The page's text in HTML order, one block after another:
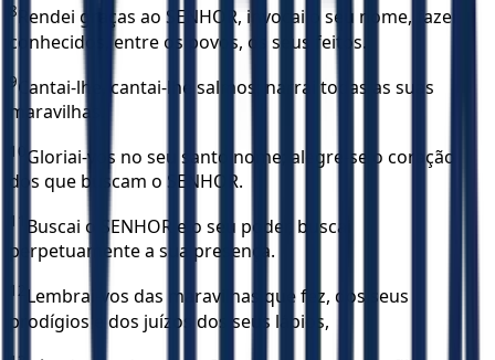
8
Rendei graças ao SENHOR, invocai o seu nome, fazei
conhecidos, entre os povos, os seus feitos.
9Cantai-lhe, cantai-lhe salmos; narrai todas as suas
maravilhas.
10 Gloriai-vos no seu santo nome; alegre-se o coração
dos que buscam o SENHOR.
11
Buscai o SENHOR e o seu poder, buscai
perpetuamente a sua presença.
12 Lembrai-vos das maravilhas que fez, dos seus
prodígios e dos juízos dos seus lábios,